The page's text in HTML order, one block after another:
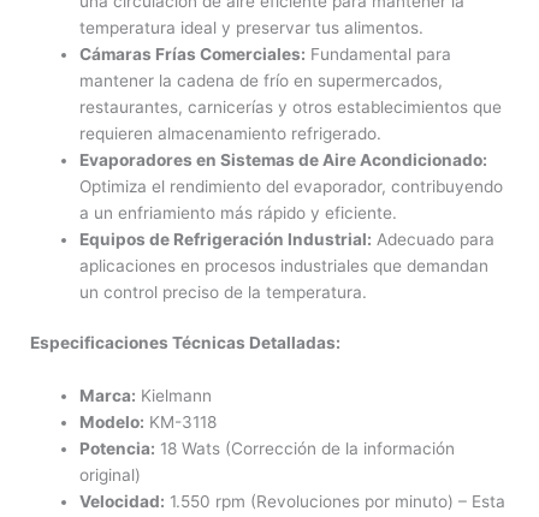
temperatura ideal y preservar tus alimentos.
Cámaras Frías Comerciales: Fundamental para
mantener la cadena de frío en supermercados,
restaurantes, carnicerías y otros establecimientos que
requieren almacenamiento refrigerado.
Evaporadores en Sistemas de Aire Acondicionado:
Optimiza el rendimiento del evaporador, contribuyendo
a un enfriamiento más rápido y eficiente.
Equipos de Refrigeración Industrial: Adecuado para
aplicaciones en procesos industriales que demandan
un control preciso de la temperatura.
Especificaciones Técnicas Detalladas:
Marca: Kielmann
Modelo: KM-3118
Potencia: 18 Wats (Corrección de la información
original)
Velocidad: 1.550 rpm (Revoluciones por minuto) – Esta